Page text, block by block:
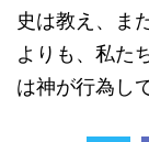
史は教え、ま
よりも、私た
は神が行為し